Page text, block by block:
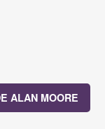
ALAN MOORE